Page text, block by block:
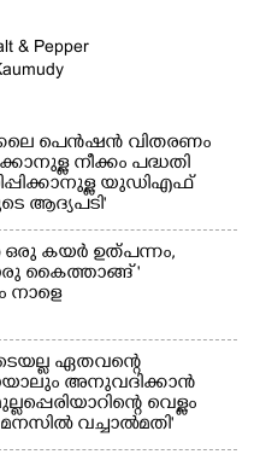
പെൻഷൻ വിതരണം
നീക്കം പദ്ധതി
യുഡിഎഫ്
ആദ്യപടി'
ഒരു കയർ ഉത്പന്നം,
കൈത്താങ്ങ് '
നാളെ
ഏതവന്റെ
അനുവദിക്കാൻ
വെള്ളം
വച്ചാൽമതി'